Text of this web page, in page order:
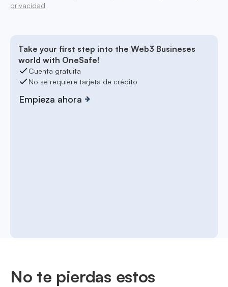
privacidad
Take your first step into the Web3 Busineses
world with OneSafe!
Cuenta gratuita
No se requiere tarjeta de crédito
Empieza ahora
No te pierdas estos